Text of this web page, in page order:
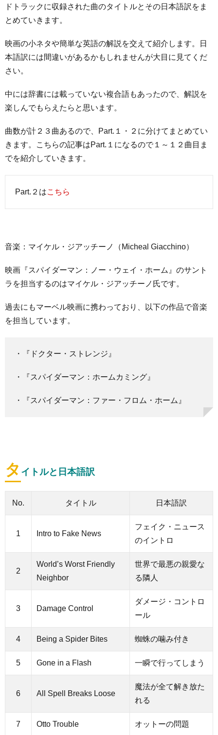
ドトラックに収録された曲のタイトルとその日本語訳をま
とめていきます。
映画の小ネタや簡単な英語の解説を交えて紹介します。日
本語訳には間違いがあるかもしれませんが大目に見てくだ
さい。
中には辞書には載っていない複合語もあったので、解説を
楽しんでもらえたらと思います。
曲数が計２３曲あるので、Part.１・２に分けてまとめてい
きます。こちらの記事はPart.１になるので１～１２曲目ま
でを紹介していきます。
Part.２はこちら
音楽：マイケル・ジアッチーノ（Micheal Giacchino）
映画『スパイダーマン：ノー・ウェイ・ホーム』のサント
ラを担当するのはマイケル・ジアッチーノ氏です。
過去にもマーベル映画に携わっており、以下の作品で音楽
を担当しています。
・『ドクター・ストレンジ』
・『スパイダーマン：ホームカミング』
・『スパイダーマン：ファー・フロム・ホーム』
タ イトルと日本語訳
No. タイトル 日本語訳
1 Intro to Fake News
フェイク・ニュース
のイントロ
2
World’s Worst Friendly
Neighbor
世界で最悪の親愛な
る隣人
3 Damage Control
ダメージ・コントロ
ール
4 Being a Spider Bites 蜘蛛の噛み付き
5 Gone in a Flash 一瞬で行ってしまう
6 All Spell Breaks Loose
魔法が全て解き放た
れる
7 Otto Trouble オットーの問題